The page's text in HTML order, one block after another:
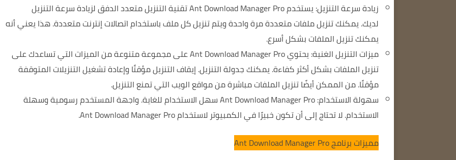
زيادة سرعة التنزيل: يستخدم Ant Download Manager Pro تقنية التنزيل متعدد الدفق لزيادة سرعة التنزيل
لديك.يمكنك تنزيل ملفات متعددة مرة واحدة ويتم تنزيل كل ملف باستخدام اتصالات إنترنت متعددة.هذا يعني أنه
يمكنك تنزيل الملفات بشكل أسرع.
ميزات التنزيل الغنية: يحتوي Ant Download Manager Pro على مجموعة متنوعة من الميزات التي تساعدك على
تنزيل الملفات بشكل أكثر كفاءة.يمكنك جدولة التنزيل.إيقاف التنزيل مؤقتًا وإعادة تشغيل التنزيلات المتوقفة
مؤقتًا.من الممكن أيضًا تنزيل الملفات مباشرة من مواقع الويب التي تمنع التنزيل.
سهولة الاستخدام: Ant Download Manager Pro سهل الاستخدام للغاية.
واجهة المستخدم رسومية وسهلة
الاستخدام.لا تحتاج إلى أن تكون خبيرًا في الكمبيوتر لاستخدام Ant Download Manager Pro.
مميزات برنامج Ant Download Manager Pro